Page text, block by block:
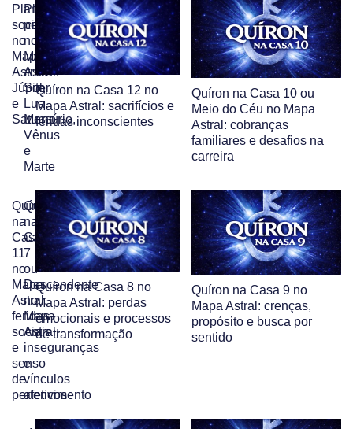
Planetas
sociais
no
Mapa
Astral:
Júpiter
e
Saturno
Planetas
pessoais
no
Mapa
Astral:
Sol,
Lua,
Mercúrio,
Vênus
e
Marte
Quíron na Casa 12 no
Mapa Astral: sacrifícios e
feridas inconscientes
Quíron na Casa 10 ou
Meio do Céu no Mapa
Astral: cobranças
familiares e desafios na
carreira
Quíron
na
Casa
11
no
Mapa
Astral:
feridas
sociais
e
senso
de
pertencimento
Quíron
na
Casa
7
ou
Descendente
no
Mapa
Astral:
inseguranças
e
vínculos
afetivos
Quíron na Casa 8 no
Mapa Astral: perdas
emocionais e processos
de transformação
Quíron na Casa 9 no
Mapa Astral: crenças,
propósito e busca por
sentido